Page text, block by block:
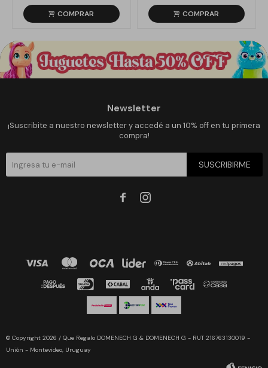
Newsletter
¡Suscribite a nuestro newsletter y accedé a un 10% off en tu primera
compra!
SUSCRIBIRME
 
© Copyright 2026 / Que Regalo DOMENECH G & DOMENECH G - RUT 216763130019 -
Unión - Montevideo, Uruguay